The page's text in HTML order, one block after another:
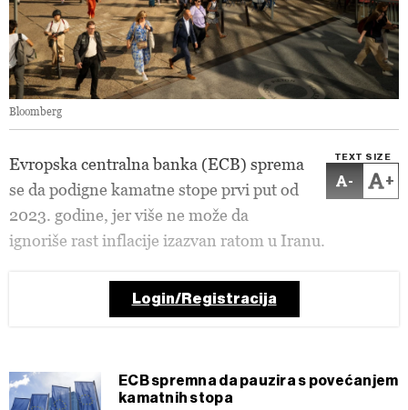
Bloomberg
TEXT SIZE
- +
Evropska centralna banka (ECB) sprema
se da podigne kamatne stope prvi put od
2023. godine, jer više ne može da
ignoriše rast inflacije izazvan ratom u Iranu.
Login/Registracija
ECB spremna da pauzira s povećanjem
kamatnih stopa